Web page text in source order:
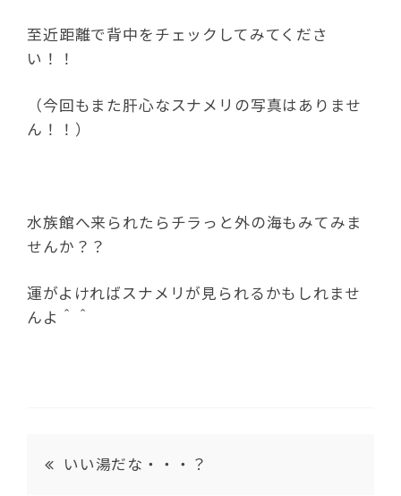
至近距離で背中をチェックしてみてくださ
い！！
（今回もまた肝心なスナメリの写真はありませ
ん！！）
水族館へ来られたらチラっと外の海もみてみま
せんか？？
運がよければスナメリが見られるかもしれませ
んよ＾＾
いい湯だな・・・？